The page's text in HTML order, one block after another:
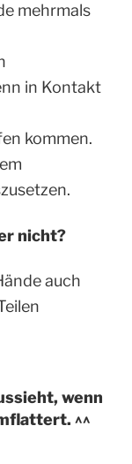
mehrmals
in Kontakt
kommen.
nicht?
auch
wenn
^^